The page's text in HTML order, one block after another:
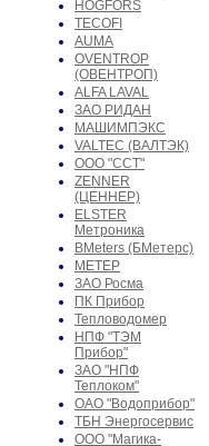
HOGFORS
TECOFI
AUMA
OVENTROP
(ОВЕНТРОП)
ALFA LAVAL
ЗАО РИДАН
МАШИМПЭКС
VALTEC (ВАЛТЭК)
ООО "ССТ"
ZENNER
(ЦЕННЕР)
ELSTER
Метроника
BMeters (БМетерс)
МЕТЕР
ЗАО Росма
ПК Прибор
Тепловодомер
НПФ "ТЭМ
Прибор"
ЗАО "НПФ
Теплоком"
ОАО "Водоприбор"
ТБН Энергосервис
ООО "Магика-